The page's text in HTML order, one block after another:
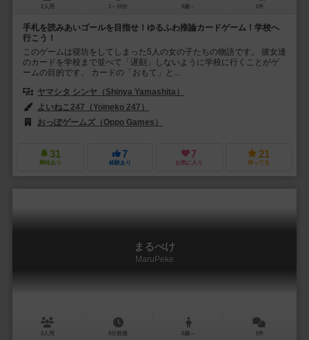
2人用 1～10分 8歳～ 1件
手札を読みあいゴールを目指せ！ゆるふわ推論カードゲーム！学校へ
行こう！
このゲームは寝坊をしてしまった5人の女の子たちの物語です。 彼女達
のカードを学校まで並べて「遅刻」しないように学校に行くことがゲ
ームの目的です。 カードの「おもて」と...
ヤマシタ シンヤ（Shinya Yamashita）
よいねこ247（Yoineko 247）
おっぽゲームズ（Oppo Games）
31
興味あり
7
経験あり
7
お気に入り
21
持ってる
まるぺけ
MaruPeke
2人用 5分前後 5歳～ 1件